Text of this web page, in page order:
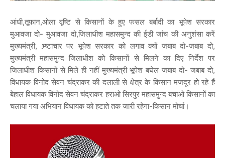
आंधी,तूफान,ओला वृष्टि से किसानों के हुए फसल बर्बादी का भूपेश सरकार
मुआवजा दो- मुआवजा दो,जिलाधीश महासमुन्द की ईडी जांच की अनुशंसा करें
मुख्यमंत्री, भ्र्ष्टाचार पर भूपेश सरकार को लगाव क्यों जबाब दो-जबाब दो,
मुख्यमंत्री महासमुन्द जिलाधीश को किसानों से मिलने का दिए निर्देश पर
जिलाधीश किसानों से मिले ही नहीं मुख्यमंत्री भूपेश बघेल जबाब दो- जबाब दो,
विधायक विनोद सेवन चंद्राकर की दलाली से क्षेत्र के किसान मजदूर हो रहे हैं
बेहाल विधायक विनोद सेवन चंद्राकर हराओ सिरपुर महासमुन्द बचाओ किसानों का
चलाया गया अभियान विधायक को हटाते तक जारी रहेगा-किसान मोर्चा।